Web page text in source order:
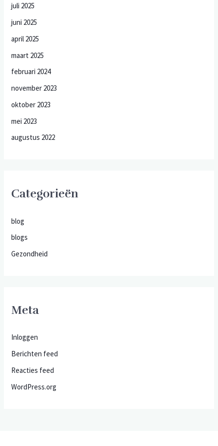
juli 2025
juni 2025
april 2025
maart 2025
februari 2024
november 2023
oktober 2023
mei 2023
augustus 2022
Categorieën
blog
blogs
Gezondheid
Meta
Inloggen
Berichten feed
Reacties feed
WordPress.org